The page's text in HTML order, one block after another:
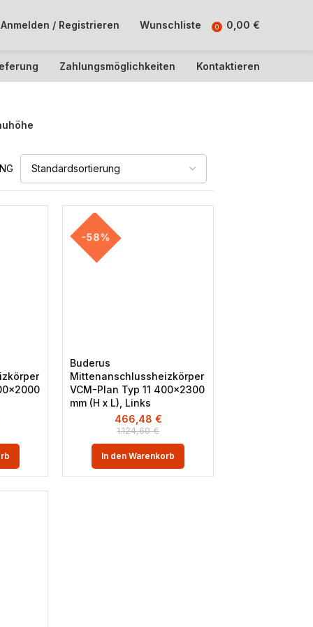
Anmelden / Registrieren Wunschliste 0 0,00 €
Zahlungsmöglichkeiten Kontaktieren
-58%
Buderus
Mittenanschlussheizkörper
VCM-Plan Typ 11 400×2300
mm (H x L), Links
1.124,60€
466,48 €
In den Warenkorb